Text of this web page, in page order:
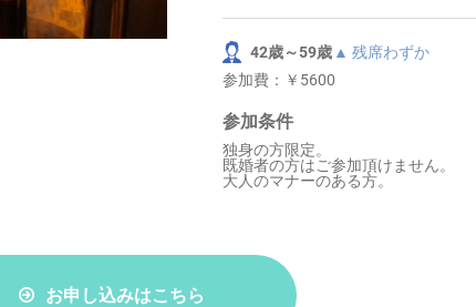
42歳～59歳 ▲ 残席わずか
参加費： ￥5600
参加条件
独身の方限定。
既婚者の方はご参加頂けません。
大人のマナーのある方。
お申し込みはこちら